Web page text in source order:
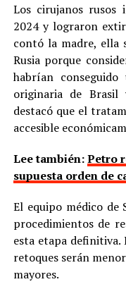
Los cirujanos
2024 y lograron
contó la madre, ella
Rusia porque
habrían
originaria de
destacó que el
accesible
Lee también:Petro
supuesta orden de
El equipo médico de
procedimientos de
esta etapa definitiva.
retoques serán
mayores.